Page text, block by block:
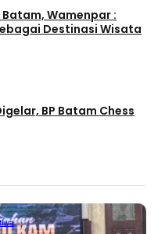
Batam, Wamenpar :
Destinasi Wisata
BP Batam Chess